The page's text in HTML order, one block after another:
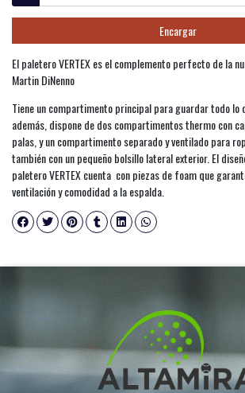
Encargar
El paletero VERTEX es el complemento perfecto de la
Martin DiNenno
Tiene un compartimento principal para guardar todo lo
además, dispone de dos compartimentos thermo con
palas, y un compartimento separado y ventilado para
también con un pequeño bolsillo lateral exterior. El
paletero VERTEX cuenta con piezas de foam que
ventilación y comodidad a la espalda.